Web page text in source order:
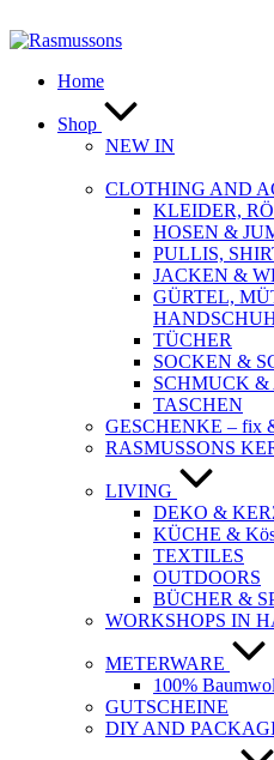
Inhalt
Home
Shop
NEW IN
CLOTHING AND
KLEIDER,
HOSEN &
PULLIS,
JACKEN &
GÜRTEL,
TÜCHER
SOCKEN &
SCHMUCK &
TASCHEN
GESCHENKE – fix
RASMUSSONS
LIVING
DEKO &
KÜCHE &
TEXTILES
OUTDOORS
BÜCHER &
WORKSHOPS IN
METERWARE
100%
GUTSCHEINE
DIY AND